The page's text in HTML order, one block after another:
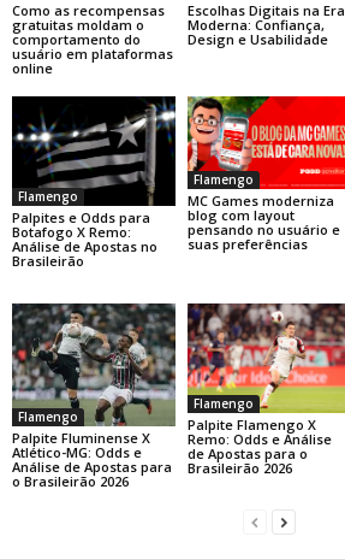
Como as recompensas
gratuitas moldam o
comportamento do
usuário em plataformas
online
Escolhas Digitais na Era
Moderna: Confiança,
Design e Usabilidade
Flamengo
Palpites e Odds para
Botafogo X Remo:
Análise de Apostas no
Brasileirão
Flamengo
MC Games moderniza
blog com layout
pensando no usuário e
suas preferências
Flamengo
Palpite Fluminense X
Atlético-MG: Odds e
Análise de Apostas para
o Brasileirão 2026
Flamengo
Palpite Flamengo X
Remo: Odds e Análise
de Apostas para o
Brasileirão 2026